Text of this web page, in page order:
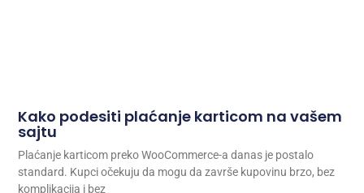
Kako podesiti plaćanje karticom na vašem
sajtu
Plaćanje karticom preko WooCommerce-a danas je postalo
standard. Kupci očekuju da mogu da završe kupovinu brzo, bez
komplikacija i bez